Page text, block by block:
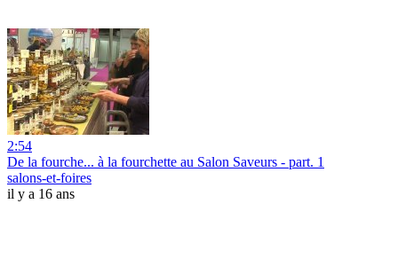
2:54
De la fourche... à la fourchette au Salon Saveurs - part. 1
salons-et-foires
il y a 16 ans